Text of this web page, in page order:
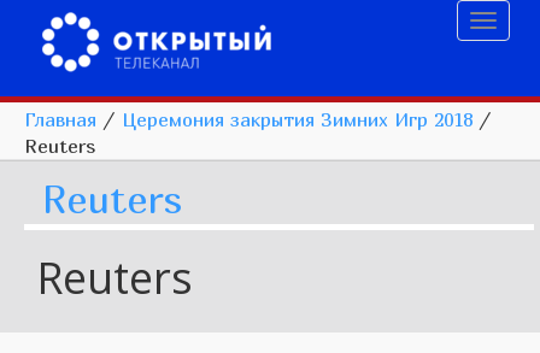
Главная / Церемония закрытия Зимних Игр 2018 /
Reuters
Reuters
Reuters